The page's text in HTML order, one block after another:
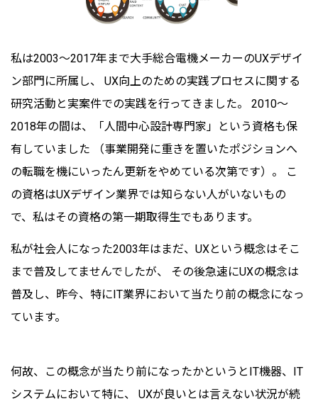
私は2003～2017年まで大手総合電機メーカーのUXデザイ
ン部門に所属し、 UX向上のための実践プロセスに関する
研究活動と実案件での実践を行ってきました。 2010～
2018年の間は、「人間中心設計専門家」という資格も保
有していました （事業開発に重きを置いたポジションへ
の転職を機にいったん更新をやめている次第です）。 こ
の資格はUXデザイン業界では知らない人がいないもの
で、私はその資格の第一期取得生でもあります。
私が社会人になった2003年はまだ、UXという概念はそこ
まで普及してませんでしたが、 その後急速にUXの概念は
普及し、昨今、特にIT業界において当たり前の概念になっ
ています。
何故、この概念が当たり前になったかというとIT機器、IT
システムにおいて特に、 UXが良いとは言えない状況が続